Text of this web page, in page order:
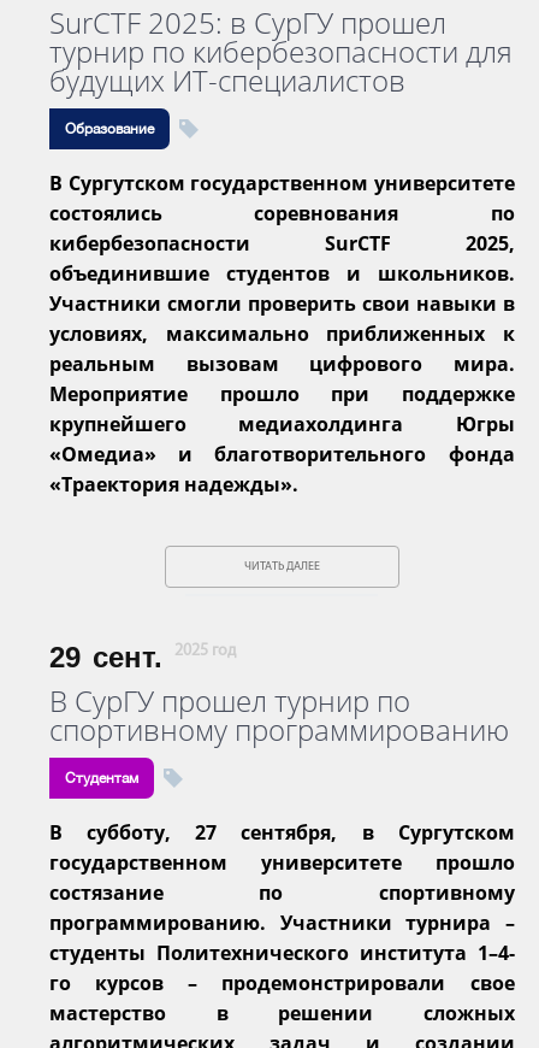
SurCTF 2025: в СурГУ прошел
турнир по кибербезопасности для
будущих ИТ-специалистов
Образование
В Сургутском государственном университете
состоялись соревнования по
кибербезопасности SurCTF 2025,
объединившие студентов и школьников.
Участники смогли проверить свои навыки в
условиях, максимально приближенных к
реальным вызовам цифрового мира.
Мероприятие прошло при поддержке
крупнейшего медиахолдинга Югры
«Омедиа» и благотворительного фонда
«Траектория надежды».
ЧИТАТЬ ДАЛЕЕ
29 сент. 2025 год
В СурГУ прошел турнир по
спортивному программированию
Студентам
В субботу, 27 сентября, в Сургутском
государственном университете прошло
состязание по спортивному
программированию. Участники турнира –
студенты Политехнического института 1–4-
го курсов – продемонстрировали свое
мастерство в решении сложных
алгоритмических задач и создании